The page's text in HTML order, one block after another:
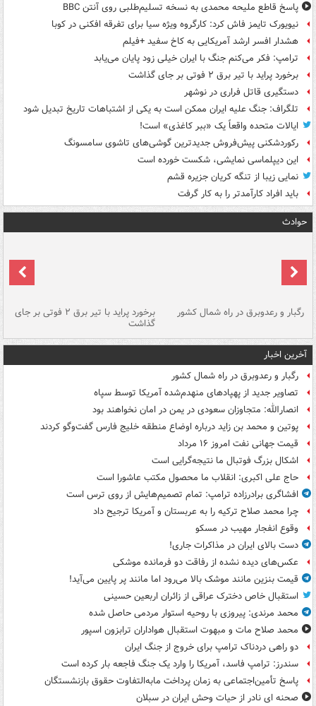
پاسخ قاطع ملیحه محمدی به نسخه تسلیم‌طلبی روی آنتن BBC
نیویورک تایمز فاش کرد: کارگروه ویژه سیا برای تفرقه افکنی در کوبا
هشدار افسر ارشد آمریکایی به کاخ سفید +فیلم
ترامپ: فکر می‌کنم جنگ با ایران خیلی زود پایان می‌یابد
برخورد پراید با تیر برق ۲ فوتی بر جای گذاشت
دستگیری قاتل فراری در نوشهر
تلگراف: جنگ علیه ایران ممکن است به یکی از اشتباهات تاریخ تبدیل شود
ایالات متحده واقعاً یک «ببر کاغذی» است!
رکوردشکنی پیش‌فروش جدیدترین گوشی‌های تاشوی سامسونگ
این دیپلماسی نمایشی، شکست خورده است
نمایی زیبا از تنگه کریان جزیره قشم
باید افراد کارآمدتر را به کار گرفت
حوادث
رگبار و رعدوبرق در راه شمال کشور برخورد پراید با تیر برق ۲ فوتی بر جای
گذاشت
آخرین اخبار
رگبار و رعدوبرق در راه شمال کشور
تصاویر جدید از پهپادهای منهدم‌شده آمریکا توسط سپاه
انصارالله: متجاوزان سعودی در یمن در امان نخواهند بود
پوتین و محمد بن زاید درباره اوضاع منطقه خلیج فارس گفت‌وگو کردند
قیمت جهانی نفت امروز ۱۶ مرداد
اشکال بزرگ فوتبال ما نتیجه‌گرایی است
حاج علی اکبری: انقلاب ما محصول مکتب عاشورا است
افشاگری برادرزاده ترامپ: تمام تصمیم‌هایش از روی ترس است
چرا محمد صلاح ترکیه را به عربستان و آمریکا ترجیح داد
وقوع انفجار مهیب در مسکو
دست بالای ایران در مذاکرات جاری!
عکس‌های دیده نشده از رفاقت دو فرمانده‌ موشکی
قیمت بنزین مانند موشک بالا می‌رود اما مانند پر پایین می‌آید!
استقبال خاص دخترک عراقی از زائران اربعین حسینی
محمد مرندی: پیروزی با روحیه استوار مردمی حاصل شده
محمد صلاح مات و مبهوت استقبال هواداران ترابزون اسپور
دو راهی دردناک ترامپ برای خروج از جنگ ایران
سندرز: ترامپ فاسد، آمریکا را وارد یک جنگ فاجعه بار کرده است
پاسخ تأمین‌اجتماعی به زمان پرداخت مابه‌التفاوت حقوق بازنشستگان
صحنه ای نادر از حیات وحش ایران در سبلان